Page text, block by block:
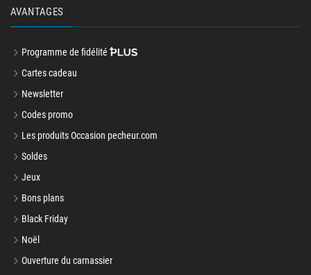
AVANTAGES
Programme de fidélité
Cartes cadeau
Newsletter
Codes promo
Les produits Occasion pecheur.com
Soldes
Jeux
Bons plans
Black Friday
Noël
Ouverture du carnassier